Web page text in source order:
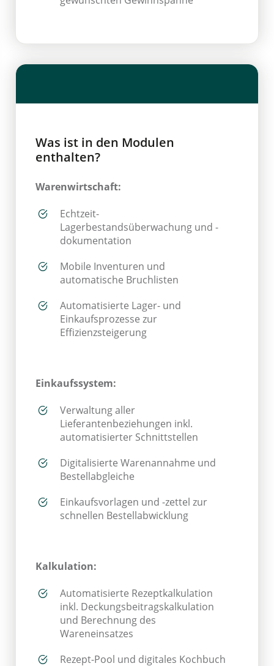
Was ist in den Modulen
enthalten?
Warenwirtschaft:
Echtzeit-
Lagerbestandsüberwachung und -
dokumentation
Mobile Inventuren und
automatische Bruchlisten
Automatisierte Lager- und
Einkaufsprozesse zur
Effizienzsteigerung
Einkaufssystem:
Verwaltung aller
Lieferantenbeziehungen inkl.
automatisierter Schnittstellen
Digitalisierte Warenannahme und
Bestellabgleiche
Einkaufsvorlagen und -zettel zur
schnellen Bestellabwicklung
Kalkulation:
Automatisierte Rezeptkalkulation
inkl. Deckungsbeitragskalkulation
und Berechnung des
Wareneinsatzes
Rezept-Pool und digitales Kochbuch